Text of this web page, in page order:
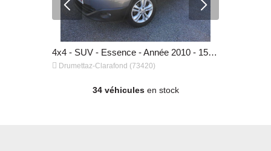
4x4 - SUV - Essence - Année 2010 - 157 500 km, 5 990 €
 Drumettaz-Clarafond (73420)
34 véhiculesen stock